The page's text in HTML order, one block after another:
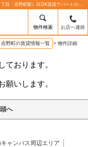
ライオンズマンション吉野町第５（神奈川県横浜市南区山王町２丁目・吉野町駅）2LDK賃貸アパートの賃貸物件情報%% | 株式会社ライフサロン横浜
物件検索 お店へ連絡
吉野町の賃貸情報一覧 > 物件詳細
ております。
願いします。
へ
キャンパス周辺エリア